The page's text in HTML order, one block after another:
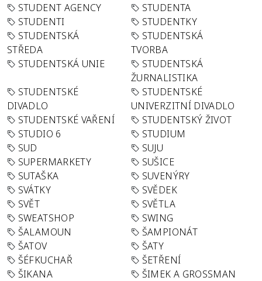
STUDENT AGENCY
STUDENTA
STUDENTI
STUDENTKY
STUDENTSKÁ
STŘEDA
STUDENTSKÁ
TVORBA
STUDENTSKÁ UNIE
STUDENTSKÁ
ŽURNALISTIKA
STUDENTSKÉ
DIVADLO
STUDENTSKÉ
UNIVERZITNÍ DIVADLO
STUDENTSKÉ VAŘENÍ
STUDENTSKÝ ŽIVOT
STUDIO 6
STUDIUM
SUD
SUJU
SUPERMARKETY
SUŠICE
SUTAŠKA
SUVENÝRY
SVÁTKY
SVĚDEK
SVĚT
SVĚTLA
SWEATSHOP
SWING
ŠALAMOUN
ŠAMPIONÁT
ŠATOV
ŠATY
ŠÉFKUCHAŘ
ŠETŘENÍ
ŠIKANA
ŠIMEK A GROSSMAN